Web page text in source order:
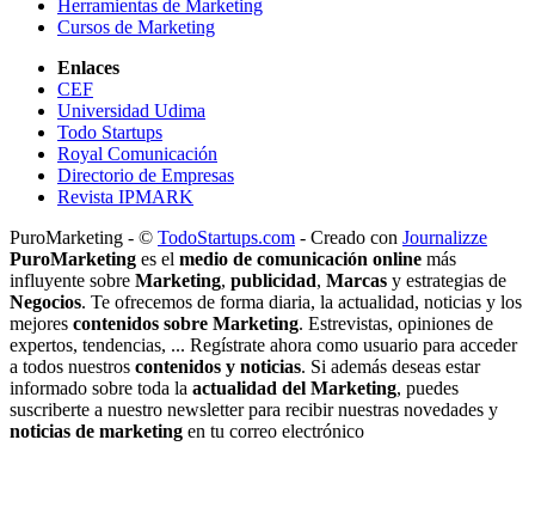
Herramientas de Marketing
Cursos de Marketing
Enlaces
CEF
Universidad Udima
Todo Startups
Royal Comunicación
Directorio de Empresas
Revista IPMARK
PuroMarketing - © TodoStartups.com - Creado con Journalizze
PuroMarketing es el medio de comunicación online más
influyente sobre Marketing, publicidad, Marcas y estrategias de
Negocios. Te ofrecemos de forma diaria, la actualidad, noticias y los
mejores contenidos sobre Marketing. Estrevistas, opiniones de
expertos, tendencias, ... Regístrate ahora como usuario para acceder
a todos nuestros contenidos y noticias. Si además deseas estar
informado sobre toda la actualidad del Marketing, puedes
suscriberte a nuestro newsletter para recibir nuestras novedades y
noticias de marketing en tu correo electrónico